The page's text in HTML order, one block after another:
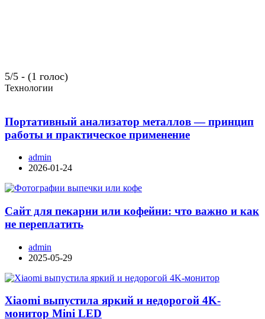
5/5 - (1 голос)
Технологии
Портативный анализатор металлов — принцип
работы и практическое применение
admin
2026-01-24
Сайт для пекарни или кофейни: что важно и как
не переплатить
admin
2025-05-29
Xiaomi выпустила яркий и недорогой 4K-
монитор Mini LED